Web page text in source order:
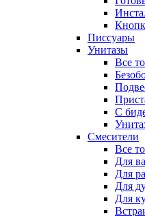
Писсуары
Унитазы
Все
С
Смесители
Все
Для
Для
Для
Для